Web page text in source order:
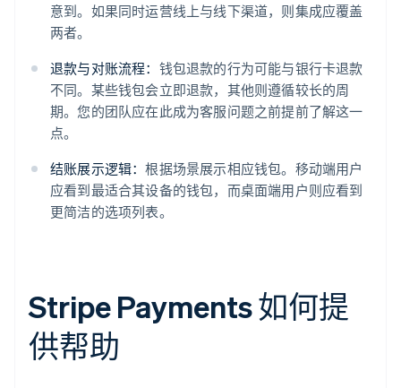
意到。如果同时运营线上与线下渠道，则集成应覆盖
两者。
退款与对账流程： 钱包退款的行为可能与银行卡退款
不同。某些钱包会立即退款，其他则遵循较长的周
期。您的团队应在此成为客服问题之前提前了解这一
点。
结账展示逻辑：根据场景展示相应钱包。移动端用户
应看到最适合其设备的钱包，而桌面端用户则应看到
更简洁的选项列表。
Stripe Payments 如何提
供帮助